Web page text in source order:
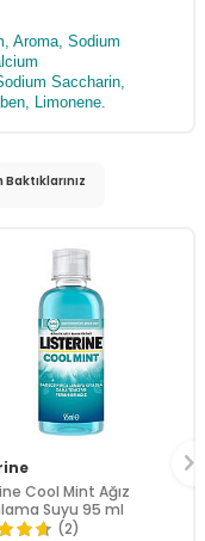
Aroma, Sodium
Saccharin,
Limonene.
Baktıklarınız
Cool Mint Ağız
Suyu 95 ml
(2)